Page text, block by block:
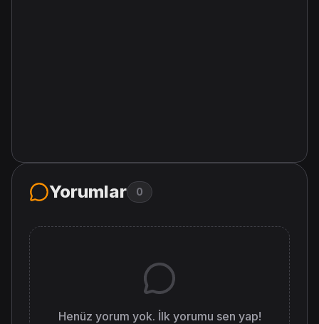
Yorumlar 0
Henüz yorum yok. İlk yorumu sen yap!